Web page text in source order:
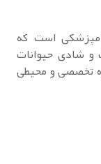
است که
و شادی حیوانات
تخصصی و محیطی